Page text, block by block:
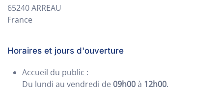
65240 ARREAU
France
Horaires et jours d'ouverture
Accueil du public :
Du lundi au vendredi de 09h00à 12h00.